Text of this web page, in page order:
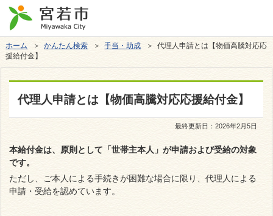
ホーム ＞かんたん検索 ＞手当・助成 ＞ 代理人申請とは【物価高騰対応応
援給付金】
代理人申請とは【物価高騰対応応援給付金】
最終更新日：2026年2月5日
本給付金は、原則として「世帯主本人」が申請および受給の対象
です。
ただし、ご本人による手続きが困難な場合に限り、代理人による
申請・受給を認めています。